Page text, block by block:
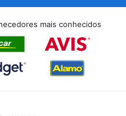
mais conhecidos